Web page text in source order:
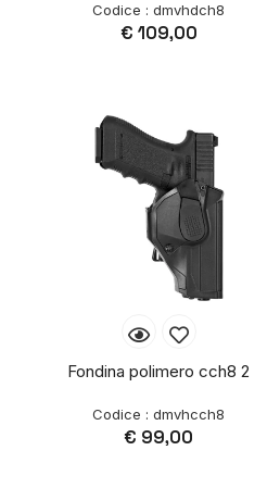
Codice : dmvhdch8
€ 109,00
Fondina polimero cch8 2
Codice : dmvhcch8
€ 99,00